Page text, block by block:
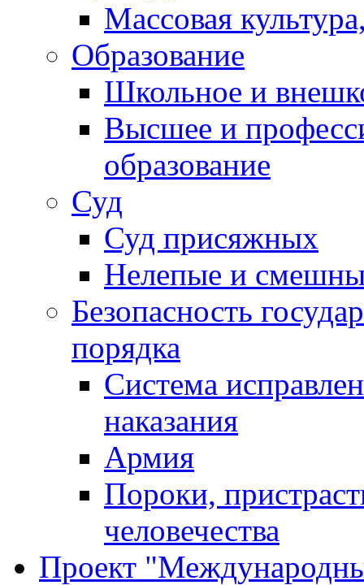
Массовая
Образование
Школьное и
Высшее и
образование
Суд
Суд присяжных
Нелепые и
Безопасность
порядка
Система
наказания
Армия
Пороки,
человечества
Проект